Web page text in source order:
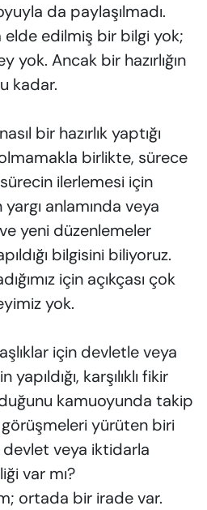
da paylaşılmadı.
elde edilmiş bir bilgi yok;
yok. Ancak bir hazırlığın
kadar.
bir hazırlık yaptığı
birlikte, sürece
ilerlemesi için
anlamında veya
yeni düzenlemeler
bilgisini biliyoruz.
için açıkçası çok
yok.
için devletle veya
karşılıklı fikir
kamuoyunda takip
yürüten biri
veya iktidarla
var mı?
ortada bir irade var.